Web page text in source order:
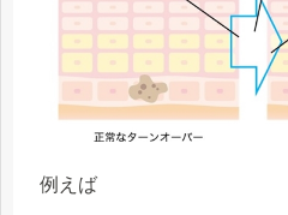
例えば